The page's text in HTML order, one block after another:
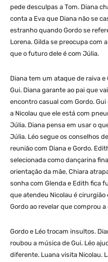
pede desculpas a Tom. Diana
conta a Eva que Diana não se
estranho quando Gordo se
Lorena. Gilda se preocupa com
que o futuro dele é com Júlia.
Diana tem um ataque de raiva
Gui. Diana garante ao pai que
encontro casual com Gordo.
a Nicolau que ele está com
Júlia. Diana pensa em usar o
Júlia. Léo segue os conselhos
reunião com Diana e Gordo.
selecionada como dançarina
orientação da mãe, Chiara
sonha com Glenda e Edith fica
que atendeu Nicolau é cirurgião
Gordo ao revelar que comprou
Gordo e Léo trocam insultos.
roubou a música de Gui. Léo
diferente. Luana visita Nicolau.